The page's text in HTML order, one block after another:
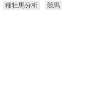
種牡馬分析
競馬